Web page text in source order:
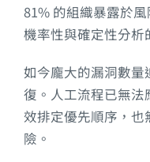
81% 的組織暴露於
機率性與確定性分析
如今龐大的漏洞數
復。人工流程已無
效排定優先順序，
險。